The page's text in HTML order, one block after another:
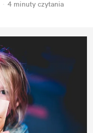
· 4 minuty czytania